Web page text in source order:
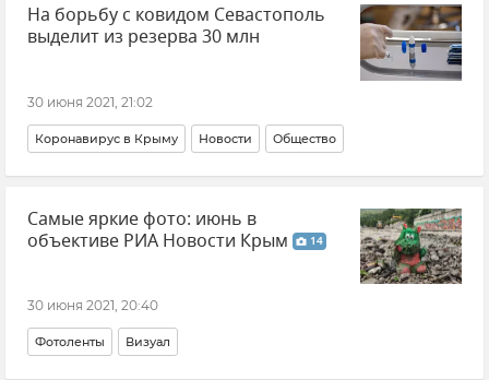
На борьбу с ковидом Севастополь
выделит из резерва 30 млн
30 июня 2021, 21:02
Коронавирус в Крыму Новости Общество
Самые яркие фото: июнь в
объективе РИА Новости Крым
14
30 июня 2021, 20:40
Фотоленты Визуал